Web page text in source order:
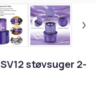
støvsuger 2-